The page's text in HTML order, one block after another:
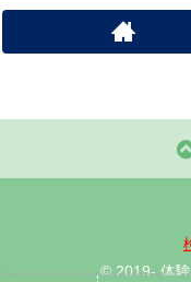
© 2019- 体